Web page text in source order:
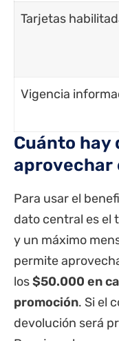
Tarjetas
Vigencia
Cuánto hay
aprovechar
Para usar el
dato central es el
y un máximo
permite
los$50.000 en
promoción. Si el
devolución será